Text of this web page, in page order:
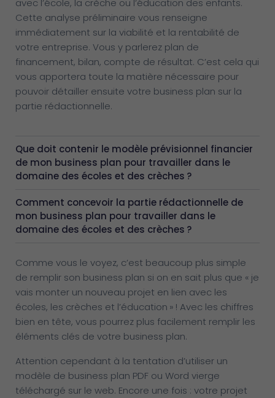
avec l’école, la crèche ou l’éducation des enfants.
Cette analyse préliminaire vous renseigne
immédiatement sur la viabilité et la rentabilité de
votre entreprise. Vous y parlerez plan de
financement, bilan, compte de résultat. C’est cela qui
vous apportera toute la matière nécessaire pour
pouvoir détailler ensuite votre business plan sur la
partie rédactionnelle.
Que doit contenir le modèle prévisionnel financier
de mon business plan pour travailler dans le
domaine des écoles et des crèches ?
Comment concevoir la partie rédactionnelle de
mon business plan pour travailler dans le
domaine des écoles et des crèches ?
Comme vous le voyez, c’est beaucoup plus simple
de remplir son business plan si on en sait plus que « je
vais monter un nouveau projet en lien avec les
écoles, les crèches et l’éducation » ! Avec les chiffres
bien en tête, vous pourrez plus facilement remplir les
éléments clés de votre business plan.
Attention cependant à la tentation d’utiliser un
modèle de business plan PDF ou Word vierge
téléchargé sur le web. Encore une fois : votre projet